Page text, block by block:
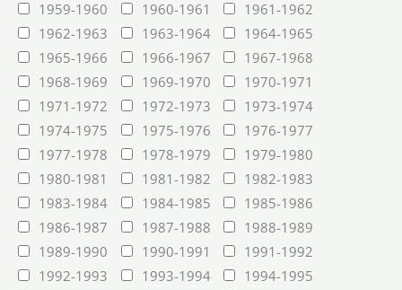
1959-1960
1960-1961
1961-1962
1962-1963
1963-1964
1964-1965
1965-1966
1966-1967
1967-1968
1968-1969
1969-1970
1970-1971
1971-1972
1972-1973
1973-1974
1974-1975
1975-1976
1976-1977
1977-1978
1978-1979
1979-1980
1980-1981
1981-1982
1982-1983
1983-1984
1984-1985
1985-1986
1986-1987
1987-1988
1988-1989
1989-1990
1990-1991
1991-1992
1992-1993
1993-1994
1994-1995